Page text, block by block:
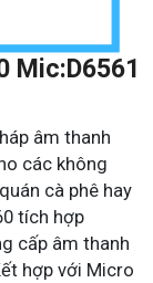
Mic:D6561
âm thanh
các không
cà phê hay
tích hợp
cấp âm thanh
hợp với Micro